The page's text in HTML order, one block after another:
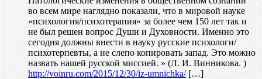
во всем мире наглядно показали, что в мировой науке
«психология/психотерапия» за более чем 150 лет так и
не был решен вопрос Души и Духовности. Именно это
сегодня должны внести в науку русские психологи/
психотерпевты, а не слепо копировать запад. Это можно
назвать нашей русской миссией. » (Л. И. Винникова. )
http://voinru.com/2015/12/30/iz-umnichka/[…]